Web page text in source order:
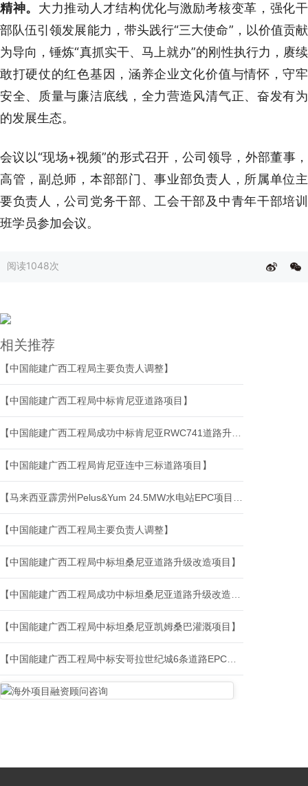
精神。 大力推动人才结构优化与激励考核变革，强化干
部队伍引领发展能力，带头践行“三大使命”，以价值贡献
为导向，锤炼“真抓实干、马上就办”的刚性执行力，赓续
敢打硬仗的红色基因，涵养企业文化价值与情怀，守牢
安全、质量与廉洁底线，全力营造风清气正、奋发有为
的发展生态。
会议以“现场+视频”的形式召开，公司领导，外部董事，
高管，副总师，本部部门、事业部负责人，所属单位主
要负责人，公司党务干部、工会干部及中青年干部培训
班学员参加会议。
阅读1048次
相关推荐
【中国能建广西工程局主要负责人调整】
【中国能建广西工程局中标肯尼亚道路项目】
【中国能建广西工程局成功中标肯尼亚RWC741道路升级改造项目】
【中国能建广西工程局肯尼亚连中三标道路项目】
【马来西亚霹雳州Pelus&Yum 24.5MW水电站EPC项目机电工程第二次设计联络会】
【中国能建广西工程局主要负责人调整】
【中国能建广西工程局中标坦桑尼亚道路升级改造项目】
【中国能建广西工程局成功中标坦桑尼亚道路升级改造项目！】
【中国能建广西工程局​中标坦桑尼亚凯姆桑巴灌溉项目】
【中国能建广西工程局中标安哥拉世纪城6条道路EPC总承包工程】